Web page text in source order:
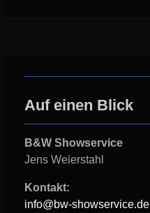
Auf einen Blick
B&W Showservice
Jens Weierstahl
Kontakt:
info@bw-showservice.de